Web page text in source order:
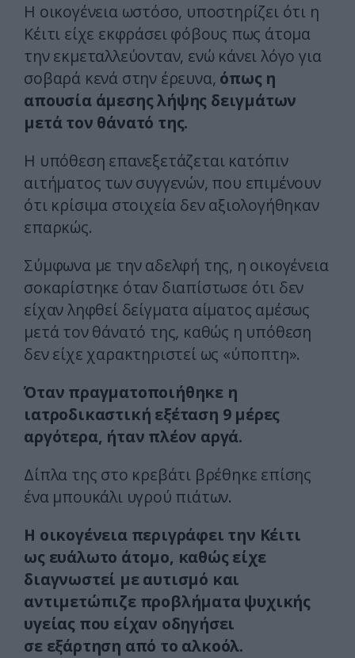
Η οικογένεια ωστόσο, υποστηρίζει ότι η
Κέιτι είχε εκφράσει φόβους πως άτομα
την εκμεταλλεύονταν, ενώ κάνει λόγο για
σοβαρά κενά στην έρευνα, όπως η
απουσία άμεσης λήψης δειγμάτων
μετά τον θάνατό της.
Η υπόθεση επανεξετάζεται κατόπιν
αιτήματος των συγγενών, που επιμένουν
ότι κρίσιμα στοιχεία δεν αξιολογήθηκαν
επαρκώς.
Σύμφωνα με την αδελφή της, η οικογένεια
σοκαρίστηκε όταν διαπίστωσε ότι δεν
είχαν ληφθεί δείγματα αίματος αμέσως
μετά τον θάνατό της, καθώς η υπόθεση
δεν είχε χαρακτηριστεί ως «ύποπτη».
Όταν πραγματοποιήθηκε η
ιατροδικαστική εξέταση 9 μέρες
αργότερα, ήταν πλέον αργά.
Δίπλα της στο κρεβάτι βρέθηκε επίσης
ένα μπουκάλι υγρού πιάτων.
Η οικογένεια περιγράφει την Κέιτι
ως ευάλωτο άτομο, καθώς είχε
διαγνωστεί με αυτισμό και
αντιμετώπιζε προβλήματα ψυχικής
υγείας που είχαν οδηγήσει
σε εξάρτηση από το αλκοόλ.